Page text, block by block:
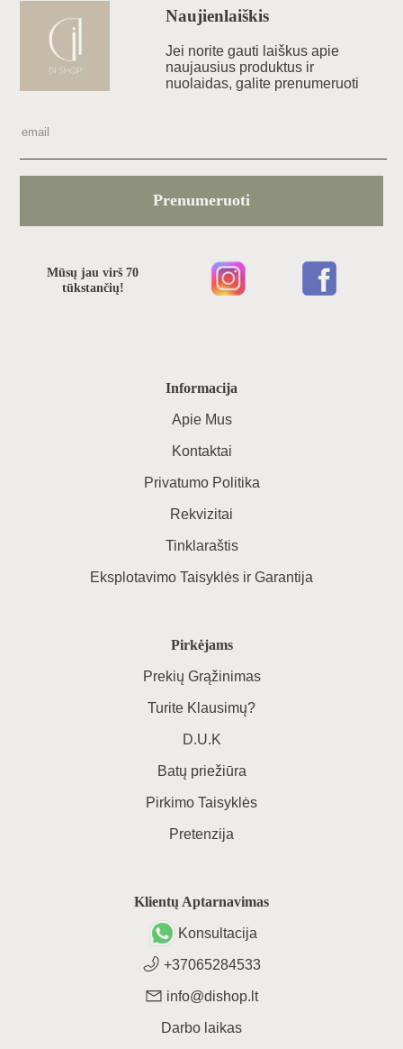
Informacija
Apie Mus
Kontaktai
Privatumo Politika
Rekvizitai
Tinklaraštis
Eksplotavimo Taisyklės ir Garantija
Pirkėjams
Prekių Grąžinimas
Turite Klausimų?
D.U.K
Batų priežiūra
Pirkimo Taisyklės
Pretenzija
Klientų Aptarnavimas
Konsultacija
+37065284533
info@dishop.lt
Darbo laikas
Naujienlaiškis
Jei norite gauti laiškus apie
naujausius produktus ir
nuolaidas, galite prenumeruoti
Prenumeruoti
Mūsų jau virš 70
tūkstančių!